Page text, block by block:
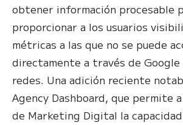
obtener información procesable
proporcionar a los usuarios
métricas a las que no se puede
directamente a través de Google
redes. Una adición reciente
Agency Dashboard, que permite
de Marketing Digital la